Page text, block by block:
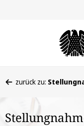
befinden
hier:
zurück zu: